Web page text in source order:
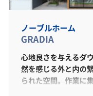
ノーブルホーム
GRADIA
心地良さを与えるダ
然を感じる外と内の
られた空間。作業に